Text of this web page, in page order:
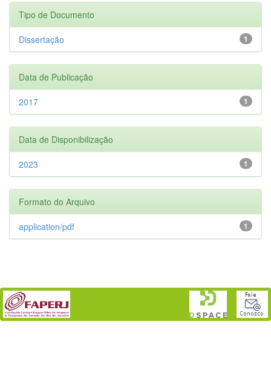
Tipo de Documento
1
Dissertação
Data de Publicação
1
2017
Data de Disponibilização
1
2023
Formato do Arquivo
1
application/pdf